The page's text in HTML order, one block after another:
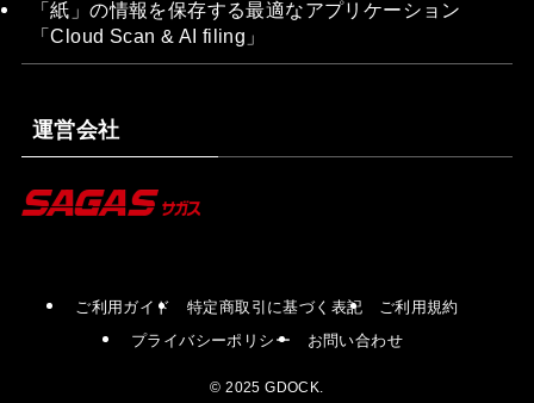
「紙」の情報を保存する最適なアプリケーション
「Cloud Scan & AI filing」
運営会社
ご利用ガイド 特定商取引に基づく表記
ご利用規約
プライバシーポリシー
お問い合わせ
© 2025 GDOCK.